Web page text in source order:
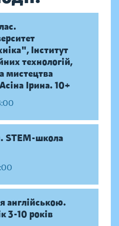
Інститут
технологій,
мистецтва
Ірина. 10+
STEM-школа
англійською.
3-10 років